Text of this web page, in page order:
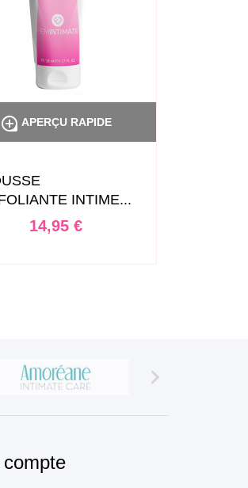
 APERÇU RAPIDE
INTIME...
Prix
14,95 €
